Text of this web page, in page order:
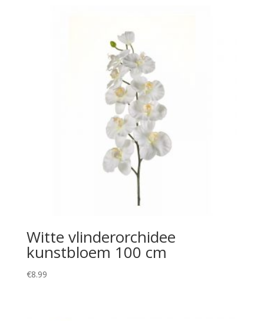
Witte vlinderorchidee
kunstbloem 100 cm
€8.99